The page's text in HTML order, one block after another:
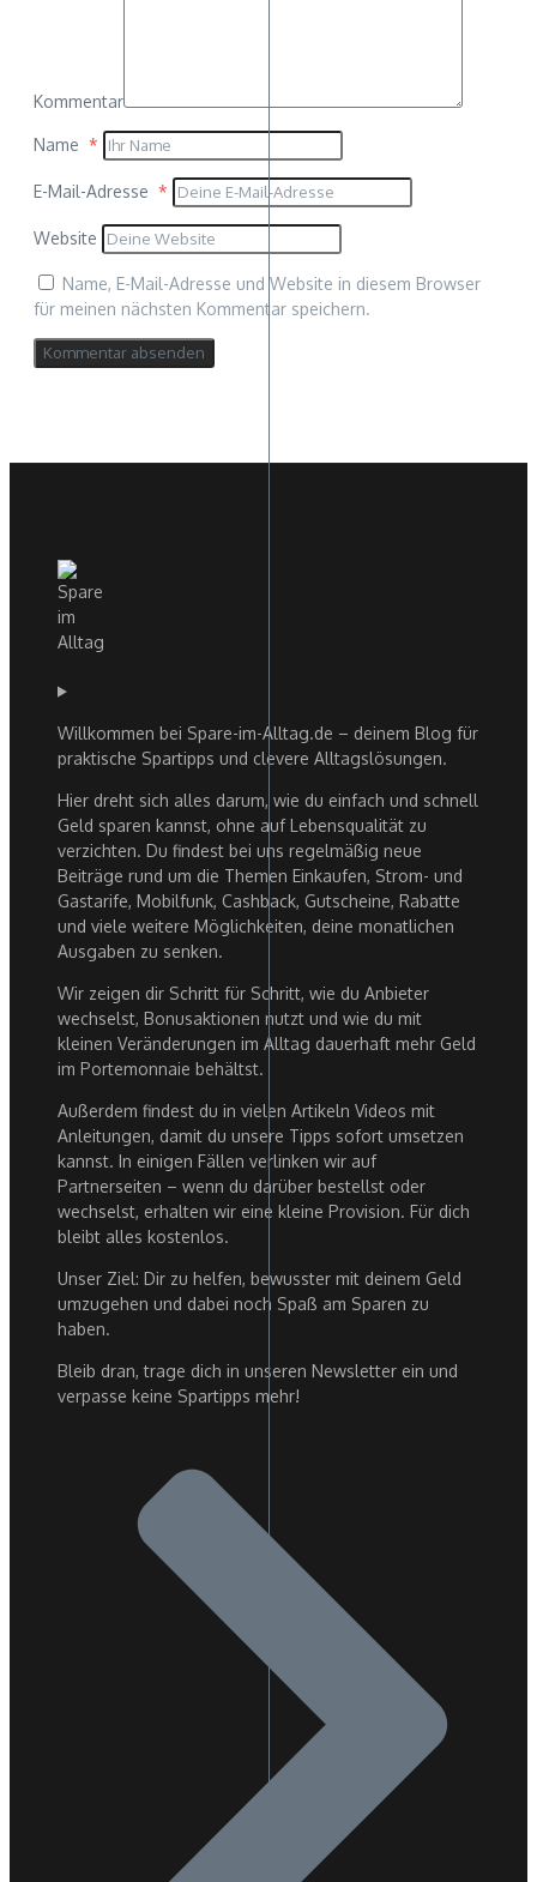
Kommentar
Name *
E-Mail-Adresse *
Website
Name, E-Mail-Adresse und Website in diesem Browser
für meinen nächsten Kommentar speichern.
Willkommen bei Spare-im-Alltag.de – deinem Blog für
praktische Spartipps und clevere Alltagslösungen.
Hier dreht sich alles darum, wie du einfach und schnell
Geld sparen kannst, ohne auf Lebensqualität zu
verzichten. Du findest bei uns regelmäßig neue
Beiträge rund um die Themen Einkaufen, Strom- und
Gastarife, Mobilfunk, Cashback, Gutscheine, Rabatte
und viele weitere Möglichkeiten, deine monatlichen
Ausgaben zu senken.
Wir zeigen dir Schritt für Schritt, wie du Anbieter
wechselst, Bonusaktionen nutzt und wie du mit
kleinen Veränderungen im Alltag dauerhaft mehr Geld
im Portemonnaie behältst.
Außerdem findest du in vielen Artikeln Videos mit
Anleitungen, damit du unsere Tipps sofort umsetzen
kannst. In einigen Fällen verlinken wir auf
Partnerseiten – wenn du darüber bestellst oder
wechselst, erhalten wir eine kleine Provision. Für dich
bleibt alles kostenlos.
Unser Ziel: Dir zu helfen, bewusster mit deinem Geld
umzugehen und dabei noch Spaß am Sparen zu
haben.
Bleib dran, trage dich in unseren Newsletter ein und
verpasse keine Spartipps mehr!